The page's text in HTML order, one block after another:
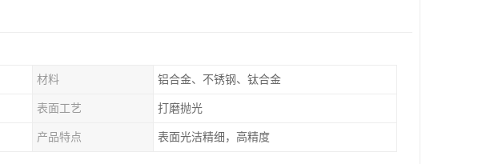
材料 铝合金、不锈钢、钛合金
表面工艺 打磨抛光
产品特点 表面光洁精细，高精度